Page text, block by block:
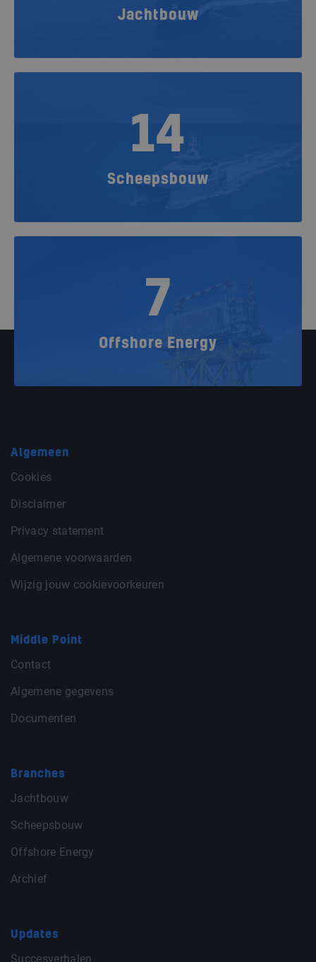
Jachtbouw
14
Scheepsbouw
7
Offshore Energy
Algemeen
Cookies
Disclaimer
Privacy statement
Algemene voorwaarden
Wijzig jouw cookievoorkeuren
Middle Point
Contact
Algemene gegevens
Documenten
Branches
Jachtbouw
Scheepsbouw
Offshore Energy
Archief
Updates
Succesverhalen